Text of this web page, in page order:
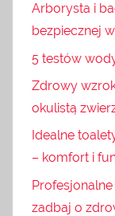
Arborysta i
bezpiecznej
5 testów
Zdrowy
okulistą
Idealne
– komfort i
zadbaj o